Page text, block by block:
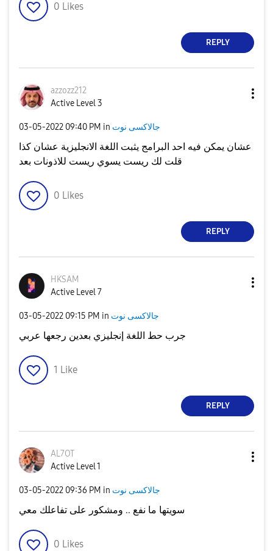
0 Likes
REPLY
azzozz212
Active Level 3
‎03-05-2022 09:40 PM in جالاكسى نوت
عشان يمكن فيه احد البرامج يثبت اللغة الانجليزية عشان كذا
قلت لك ريست يسوي ريست للاذونات بعد
0 Likes
REPLY
HKSAM
Active Level 7
‎03-05-2022 09:15 PM in جالاكسى نوت
جرب حط اللغة إنجليزي بعدين رجعها عربي
1 Like
REPLY
AL7OT
Active Level 1
‎03-05-2022 09:36 PM in جالاكسى نوت
سويتها ما نفع .. ومشكور على تفاعلك معي
0 Likes